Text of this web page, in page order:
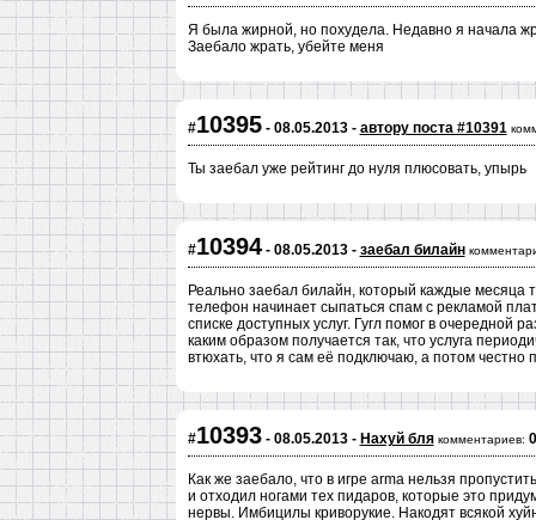
Я была жирной, но похудела. Недавно я начала
Заебало жрать, убейте меня
#10395- 08.05.2013 - автору поста #10391
Ты заебал уже рейтинг до нуля плюсовать, упырь
#10394- 08.05.2013 - заебал билайн
Реально заебал билайн, который каждые месяца
телефон начинает сыпаться спам с рекламой
списке доступных услуг. Гугл помог в очередной
каким образом получается так, что услуга
втюхать, что я сам её подключаю, а потом честно
#10393- 08.05.2013 - Нахуй бля комментариев: 0
Как же заебало, что в игре arma нельзя
и отходил ногами тех пидаров, которые это
нервы. Имбицилы криворукие. Накодят всякой